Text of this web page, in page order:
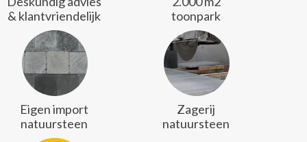
& klantvriendelijk
toonpark
Eigen import
natuursteen
Zagerij
natuursteen